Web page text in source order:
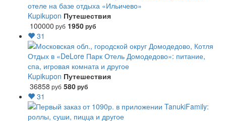
отеле на базе отдыха «Ильичево»
Kupikupon Путешествия
100000 руб 1950руб
31
Отдых в «DeLore Парк Отель Домодедово»: питание,
спа, игровая комната и другое
Kupikupon Путешествия
36858 руб 580руб
31